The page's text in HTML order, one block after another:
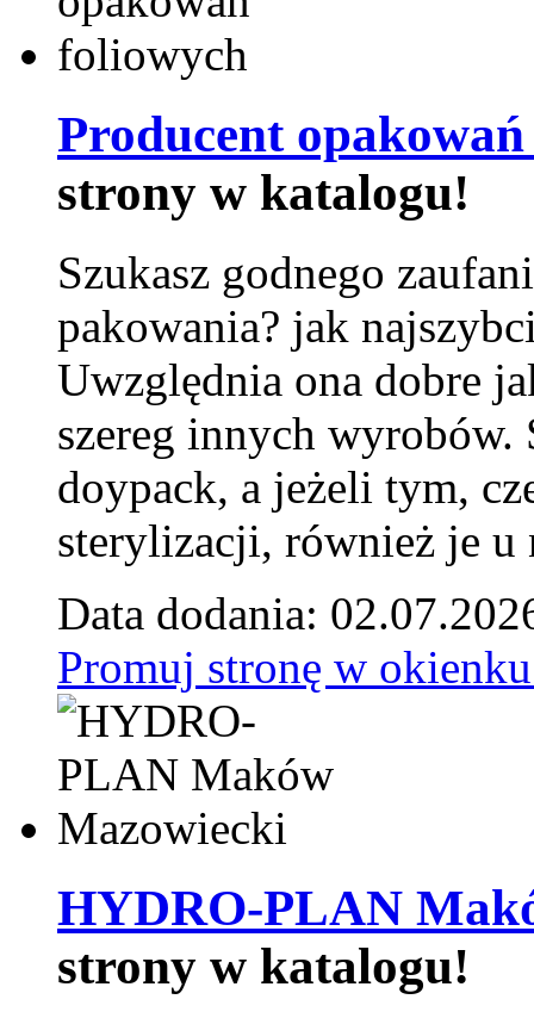
Producent
strony w katalogu!
Szukasz godnego
pakowania? jak
Uwzględnia ona dobre
szereg innych
doypack, a jeżeli tym,
sterylizacji, również je u
Data dodania:
Promuj stronę w
HYDRO-PLAN
strony w katalogu!